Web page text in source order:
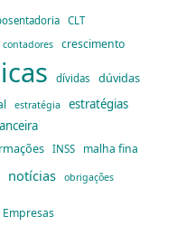
CLT
contadores crescimento
dívidas dúvidas
estratégia estratégias
INSS malha fina
notícias obrigações